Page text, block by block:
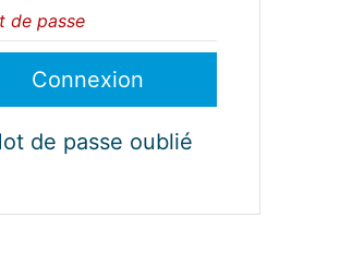
passe
de passe oublié